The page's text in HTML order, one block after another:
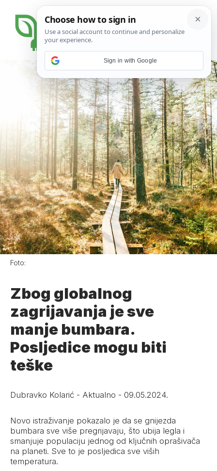
Foto:
Zbog globalnog
zagrijavanja je sve
manje bumbara.
Posljedice mogu biti
teške
Dubravko Kolarić - Aktualno -09.05.2024.
Novo istraživanje pokazalo je da se gnijezda
bumbara sve više pregrijavaju, što ubija legla i
smanjuje populaciju jednog od ključnih oprašivača
na planeti. Sve to je posljedica sve viših
temperatura.
Sign in with Google